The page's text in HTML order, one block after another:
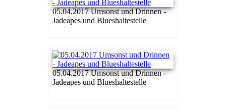
05.04.2017 Umsonst und Drinnen -
Jadeapes und Blueshaltestelle
05.04.2017 Umsonst und Drinnen -
Jadeapes und Blueshaltestelle